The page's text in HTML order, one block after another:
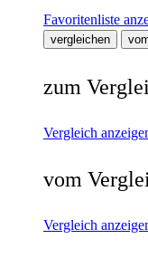
Favoritenliste
vergleichen
zum
Vergleich
vom
Vergleich